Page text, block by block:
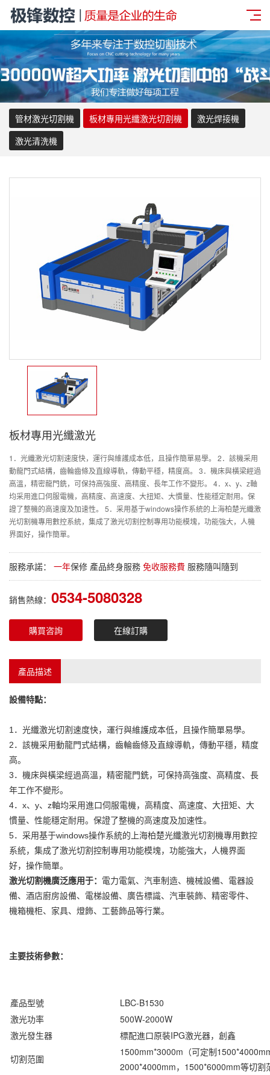
管材激光切割機 板材專用光纖激光切割機
激光焊接機
激光清洗機
板材專用光纖激光
1．光纖激光切割速度快，運行與維護成本低，且操作簡單易學。 2．該機采用
動龍門式結構，齒輪齒條及直線導軌，傳動平穩，精度高。 3．機床與橫梁經過
高溫，精密龍門銑，可保持高強度、高精度、長年工作不變形。 4．x、y、z軸
均采用進口伺服電機，高精度、高速度、大扭矩、大慣量、性能穩定耐用。保
證了整機的高速度及加速性。 5．采用基于windows操作系統的上海柏楚光纖激
光切割機專用數控系統，集成了激光切割控制專用功能模塊，功能強大，人機
界面好，操作簡單。
服務承諾： 一年保修 產品終身服務 免收服務費 服務隨叫隨到
銷售熱線： 0534-5080328
購買咨詢 在線訂購
產品描述
設備特點：
1．光纖激光切割速度快，運行與維護成本低，且操作簡單易學。
2．該機采用動龍門式結構，齒輪齒條及直線導軌，傳動平穩，精度
高。
3．機床與橫梁經過高溫，精密龍門銑，可保持高強度、高精度、長
年工作不變形。
4．x、y、z軸均采用進口伺服電機，高精度、高速度、大扭矩、大
慣量、性能穩定耐用。保證了整機的高速度及加速性。
5．采用基于windows操作系統的上海柏楚光纖激光切割機專用數控
系統，集成了激光切割控制專用功能模塊，功能強大，人機界面
好，操作簡單。
激光切割機廣泛應用于： 電力電氣、汽車制造、機械設備、電器設
備、酒店廚房設備、電梯設備、廣告標識、汽車裝飾、精密零件、
機箱機柜、家具、燈飾、工藝飾品等行業。
主要技術參數：
產品型號
LBC-B1530
激光功率
500W-2000W
激光發生器
標配進口原裝IPG激光器，創鑫
切割范圍
1500mm*3000m（可定制
2000*4000mm，1500*6000mm等切割